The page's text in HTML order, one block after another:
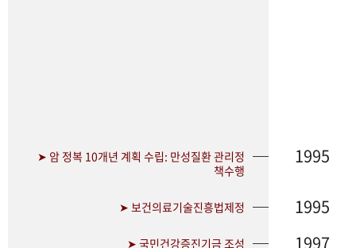
➤ 암 정복 10개년 계획 수립: 만성질환 관리정
책수행
1995
➤ 보건의료기술진흥법제정 1995
➤ 국민건강증진기금 조성 1997